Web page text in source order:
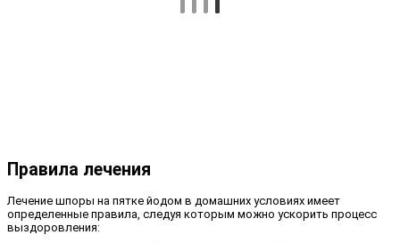
Правила лечения
Лечение шпоры на пятке йодом в домашних условиях имеет
определенные правила, следуя которым можно ускорить процесс
выздоровления: